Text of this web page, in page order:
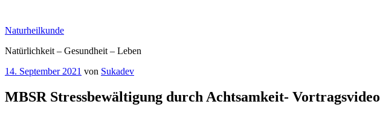
springen
Naturheilkunde
Natürlichkeit – Gesundheit – Leben
Veröffentlicht
14. September 2021 von Sukadev
MBSR Stressbewältigung durch Achtsamkeit- Vortragsvideo